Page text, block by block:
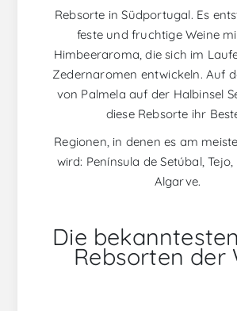
Rebsorte in Südportugal. Es
feste und fruchtige Weine
Himbeeraroma, die sich im
Zedernaromen entwickeln. Auf
von Palmela auf der Halbinsel
diese Rebsorte ihr
Regionen, in denen es am
wird: Península de Setúbal,
Algarve.
Die
Rebsorten der